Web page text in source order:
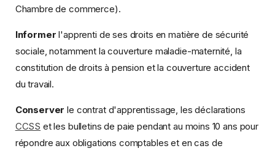
Chambre de commerce).
Informer l'apprenti de ses droits en matière de sécurité
sociale, notamment la couverture maladie-maternité, la
constitution de droits à pension et la couverture accident
du travail.
Conserver le contrat d'apprentissage, les déclarations
CCSS et les bulletins de paie pendant au moins 10 ans pour
répondre aux obligations comptables et en cas de